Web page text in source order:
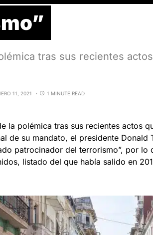
tras sus recientes
11, 2021 1 MINUTE READ
la polémica tras sus recientes actos
de su mandato, el presidente Donald
patrocinador del terrorismo”, por lo
listado del que había salido en